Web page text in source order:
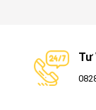
Tư